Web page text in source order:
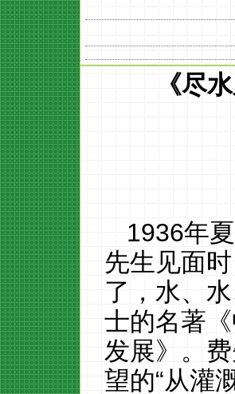
《尽
1936年
先生见面
了，水、
士的名著《
发展》。
望的“从灌